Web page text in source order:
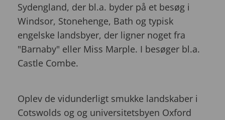
Sydengland, der bl.a. byder på et besøg i
Windsor, Stonehenge, Bath og typisk
engelske landsbyer, der ligner noget fra
"Barnaby" eller Miss Marple. I besøger bl.a.
Castle Combe.
Oplev de vidunderligt smukke landskaber i
Cotswolds og og universitetsbyen Oxford